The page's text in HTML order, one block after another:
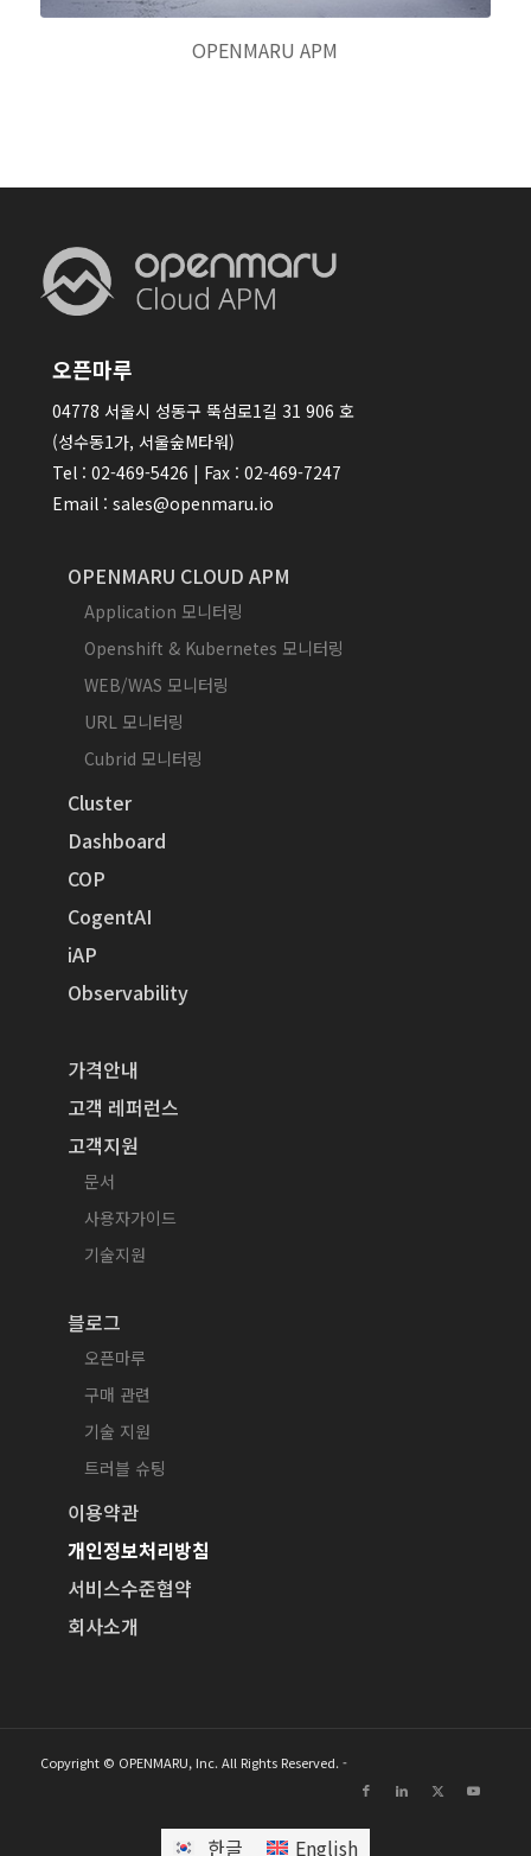
OPENMARU APM
오픈마루
04778 서울시 성동구 뚝섬로1길 31 906 호
(성수동1가, 서울숲M타워)
Tel : 02-469-5426 | Fax : 02-469-7247
Email : sales@openmaru.io
OPENMARU CLOUD APM
Application 모니터링
Openshift & Kubernetes 모니터링
WEB/WAS 모니터링
URL 모니터링
Cubrid 모니터링
Cluster
Dashboard
COP
CogentAI
iAP
Observability
가격안내
고객 레퍼런스
고객지원
문서
사용자가이드
기술지원
블로그
오픈마루
구매 관련
기술 지원
트러블 슈팅
이용약관
개인정보처리방침
서비스수준협약
회사소개
Copyright © OPENMARU, Inc. All Rights Reserved. -
한글 English